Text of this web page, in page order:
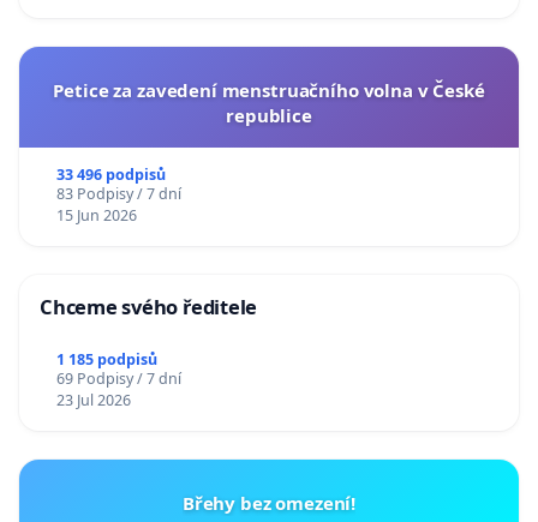
Petice za zavedení menstruačního volna v České
republice
33 496 podpisů
83 Podpisy / 7 dní
15 Jun 2026
Chceme svého ředitele
1 185 podpisů
69 Podpisy / 7 dní
23 Jul 2026
Břehy bez omezení!